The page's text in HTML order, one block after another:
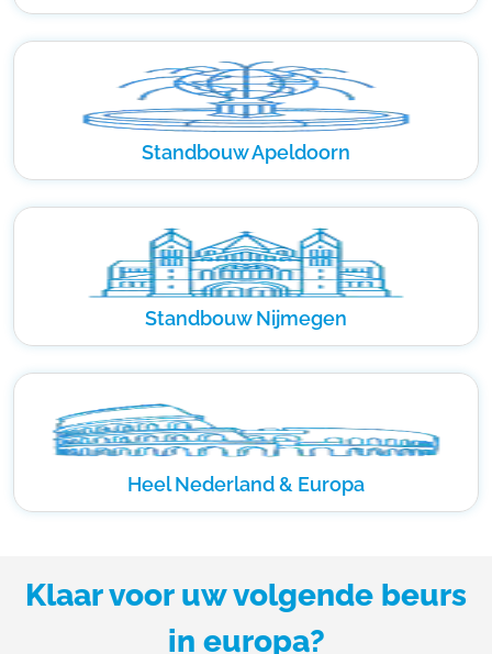
Standbouw Apeldoorn
Standbouw Nijmegen
Heel Nederland & Europa
Klaar voor uw volgende beurs
in europa?